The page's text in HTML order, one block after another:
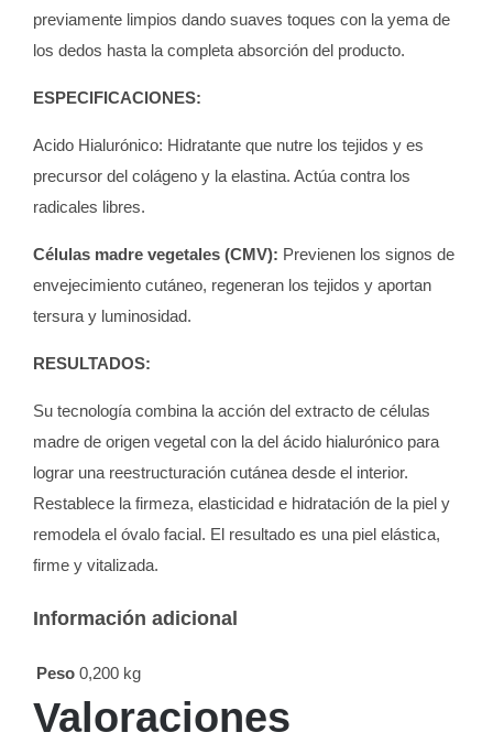
previamente limpios dando suaves toques con la yema de
los dedos hasta la completa absorción del producto.
ESPECIFICACIONES:
Acido Hialurónico: Hidratante que nutre los tejidos y es
precursor del colágeno y la elastina. Actúa contra los
radicales libres.
Células madre vegetales (CMV): Previenen los signos de
envejecimiento cutáneo, regeneran los tejidos y aportan
tersura y luminosidad.
RESULTADOS:
Su tecnología combina la acción del extracto de células
madre de origen vegetal con la del ácido hialurónico para
lograr una reestructuración cutánea desde el interior.
Restablece la firmeza, elasticidad e hidratación de la piel y
remodela el óvalo facial. El resultado es una piel elástica,
firme y vitalizada.
Información adicional
Peso 0,200 kg
Valoraciones